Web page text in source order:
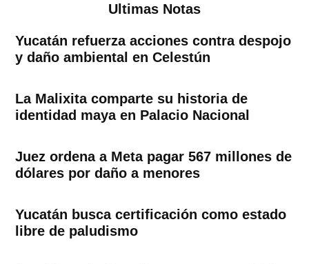
Ultimas Notas
Yucatán refuerza acciones contra despojo
y daño ambiental en Celestún
La Malixita comparte su historia de
identidad maya en Palacio Nacional
Juez ordena a Meta pagar 567 millones de
dólares por daño a menores
Yucatán busca certificación como estado
libre de paludismo